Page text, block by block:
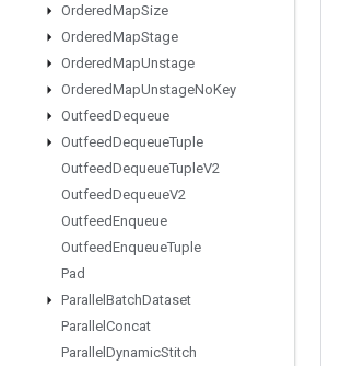
OrderedMapSize
OrderedMapStage
OrderedMapUnstage
OrderedMapUnstageNoKey
OutfeedDequeue
OutfeedDequeueTuple
OutfeedDequeueTupleV2
OutfeedDequeueV2
OutfeedEnqueue
OutfeedEnqueueTuple
Pad
Parallel BatchDataset
Parallel Concat
Parallel DynamicStitch